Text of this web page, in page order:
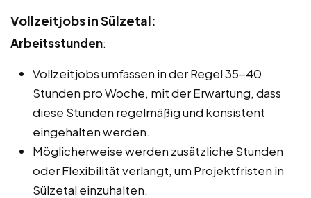
Vollzeitjobs in Sülzetal:
Arbeitsstunden:
Vollzeitjobs umfassen in der Regel 35-40
Stunden pro Woche, mit der Erwartung, dass
diese Stunden regelmäßig und konsistent
eingehalten werden.
Möglicherweise werden zusätzliche Stunden
oder Flexibilität verlangt, um Projektfristen in
Sülzetal einzuhalten.